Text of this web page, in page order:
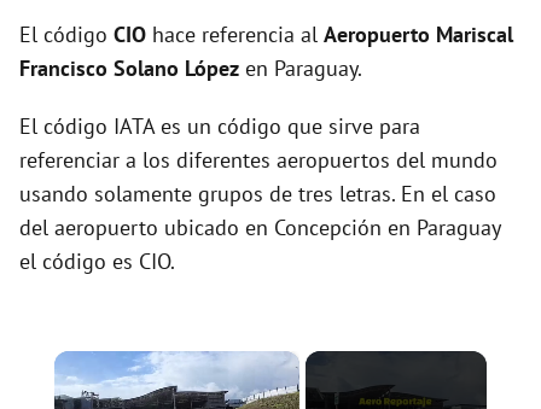
El código CIO hace referencia al Aeropuerto Mariscal
Francisco Solano López en Paraguay.
El código IATA es un código que sirve para
referenciar a los diferentes aeropuertos del mundo
usando solamente grupos de tres letras. En el caso
del aeropuerto ubicado en Concepción en Paraguay
el código es CIO.
×